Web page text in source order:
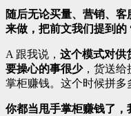
随后无论买量、营销、
来做，把前文我们提到的
A 跟我说， 这个模式对供
要操心的事很少，货送给
掌柜赚钱。这个时候拼多
你都当甩手掌柜赚钱了，